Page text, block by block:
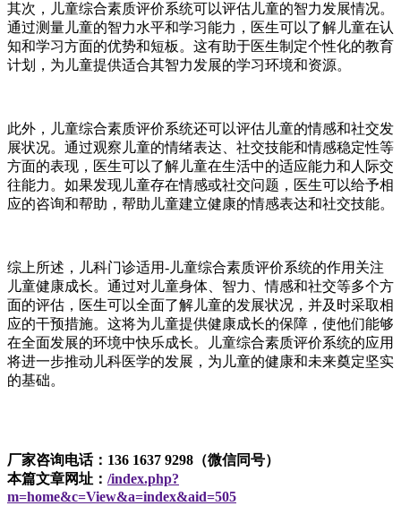
其次，儿童综合素质评价系统可以评估儿童的智力发展情况。
通过测量儿童的智力水平和学习能力，医生可以了解儿童在认
知和学习方面的优势和短板。这有助于医生制定个性化的教育
计划，为儿童提供适合其智力发展的学习环境和资源。
此外，儿童综合素质评价系统还可以评估儿童的情感和社交发
展状况。通过观察儿童的情绪表达、社交技能和情感稳定性等
方面的表现，医生可以了解儿童在生活中的适应能力和人际交
往能力。如果发现儿童存在情感或社交问题，医生可以给予相
应的咨询和帮助，帮助儿童建立健康的情感表达和社交技能。
综上所述，儿科门诊适用-儿童综合素质评价系统的作用关注
儿童健康成长。通过对儿童身体、智力、情感和社交等多个方
面的评估，医生可以全面了解儿童的发展状况，并及时采取相
应的干预措施。这将为儿童提供健康成长的保障，使他们能够
在全面发展的环境中快乐成长。儿童综合素质评价系统的应用
将进一步推动儿科医学的发展，为儿童的健康和未来奠定坚实
的基础。
厂家咨询电话：136 1637 9298（微信同号）
本篇文章网址： /index.php?
m=home&c=View&a=index&aid=505